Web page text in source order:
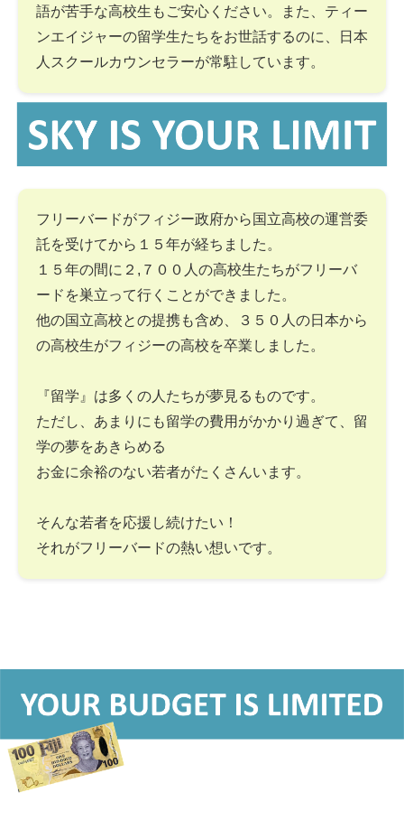
語が苦手な高校生もご安心ください。また、ティー
ンエイジャーの留学生たちをお世話するのに、日本
人スクールカウンセラーが常駐しています。
フリーバードがフィジー政府から国立高校の運営委
託を受けてから１５年が経ちました。
１５年の間に２,７００人の高校生たちがフリーバ
ードを巣立って行くことができました。
他の国立高校との提携も含め、３５０人の日本から
の高校生がフィジーの高校を卒業しました。
『留学』は多くの人たちが夢見るものです。
ただし、あまりにも留学の費用がかかり過ぎて、留
学の夢をあきらめる
お金に余裕のない若者がたくさんいます。
そんな若者を応援し続けたい！
それがフリーバードの熱い想いです。